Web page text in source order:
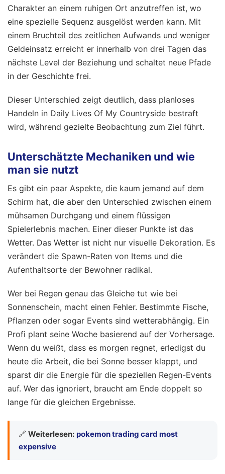
Charakter an einem ruhigen Ort anzutreffen ist, wo
eine spezielle Sequenz ausgelöst werden kann. Mit
einem Bruchteil des zeitlichen Aufwands und weniger
Geldeinsatz erreicht er innerhalb von drei Tagen das
nächste Level der Beziehung und schaltet neue Pfade
in der Geschichte frei.
Dieser Unterschied zeigt deutlich, dass planloses
Handeln in Daily Lives Of My Countryside bestraft
wird, während gezielte Beobachtung zum Ziel führt.
Unterschätzte Mechaniken und wie
man sie nutzt
Es gibt ein paar Aspekte, die kaum jemand auf dem
Schirm hat, die aber den Unterschied zwischen einem
mühsamen Durchgang und einem flüssigen
Spielerlebnis machen. Einer dieser Punkte ist das
Wetter. Das Wetter ist nicht nur visuelle Dekoration. Es
verändert die Spawn-Raten von Items und die
Aufenthaltsorte der Bewohner radikal.
Wer bei Regen genau das Gleiche tut wie bei
Sonnenschein, macht einen Fehler. Bestimmte Fische,
Pflanzen oder sogar Events sind wetterabhängig. Ein
Profi plant seine Woche basierend auf der Vorhersage.
Wenn du weißt, dass es morgen regnet, erledigst du
heute die Arbeit, die bei Sonne besser klappt, und
sparst dir die Energie für die speziellen Regen-Events
auf. Wer das ignoriert, braucht am Ende doppelt so
lange für die gleichen Ergebnisse.
🔗 Weiterlesen: pokemon trading card most
expensive